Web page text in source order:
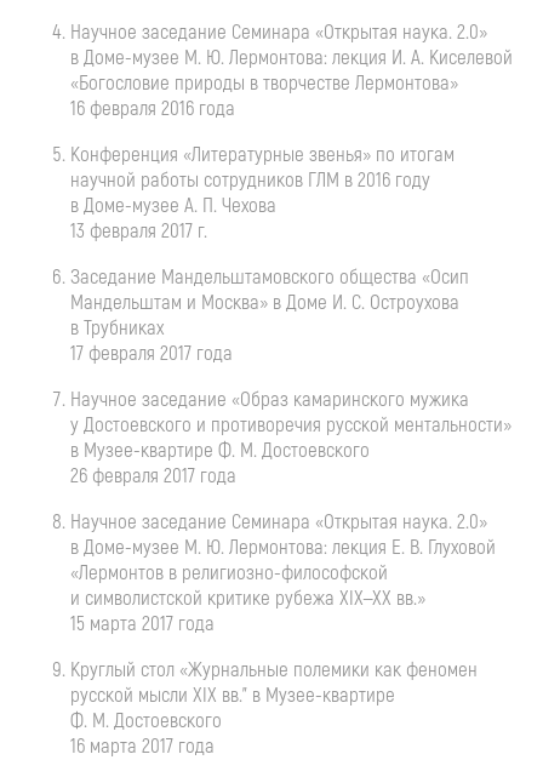
Научное заседание Семинара «Открытая наука. 2.0»
вДоме-музее М. Ю. Лермонтова: лекция И. А. Киселевой
«Богословие природы в творчестве Лермонтова»
16 февраля 2016 года
Конференция «Литературные звенья» по итогам
научной работы сотрудников ГЛМ в 2016 году
вДоме-музее А. П. Чехова
13 февраля 2017 г.
Заседание Мандельштамовского общества «Осип
Мандельштам и Москва» в Доме И. С. Остроухова
в Трубниках
17 февраля 2017 года
Научное заседание «Образ камаринского мужика
у Достоевского и противоречия русской ментальности»
в Музее-квартире Ф. М. Достоевского
26 февраля 2017 года
Научное заседание Семинара «Открытая наука. 2.0»
вДоме-музее М. Ю. Лермонтова: лекция Е. В. Глуховой
«Лермонтов в религиозно-философской
и символистской критике рубежа XIX—XX вв.»
15 марта 2017 года
Круглый стол «Журнальные полемики как феномен
русской мысли XIX вв." в Музее-квартире
Ф. М. Достоевского
16 марта 2017 года